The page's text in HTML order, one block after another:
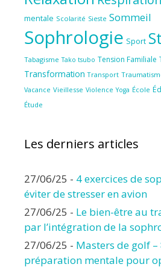
mentale Scolarité Sieste Sommeil
Sophrologie Sport
Tabagisme Tako tsubo Tension Familiale
Transformation Transport
Vacance Vieillesse Violence Yoga École
Étude
Les derniers articles
27/06/25 - 4 exercices de
éviter de stresser en avion
27/06/25 - Le bien-être au
par l’intégration de la
27/06/25 - Masters de golf –
préparation mentale pour